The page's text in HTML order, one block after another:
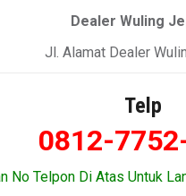
Dealer Wuling
Jl. Alamat Dealer
Telp
0812-
No Telpon Di Atas Untuk